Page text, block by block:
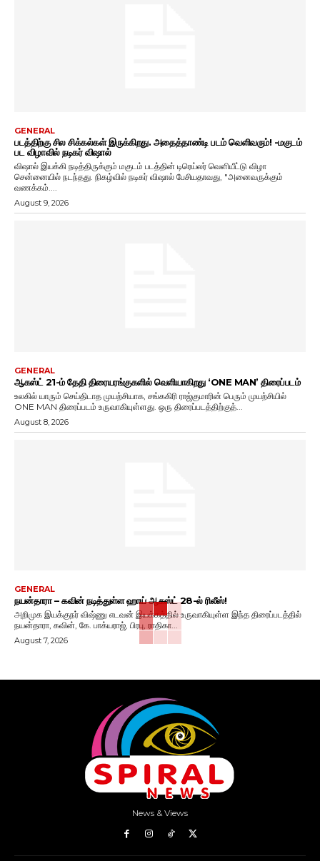
GENERAL
படத்திற்கு சில சிக்கல்கள் இருக்கிறது. அதைத்தாண்டி படம் வெளிவரும்! -மகுடம்
பட விழாவில் நடிகர் விஷால்
விஷால் இயக்கி நடித்திருக்கும் மகுடம் படத்தின் டிரெய்லர் வெளியீட்டு விழா
சென்னையில் நடந்தது. நிகழ்வில் நடிகர் விஷால் பேசியதாவது, "அனைவருக்கும்
வணக்கம்....
August 9, 2026
GENERAL
ஆகஸ்ட் 21-ம் தேதி திரையரங்குகளில் வெளியாகிறது ‘ONE MAN’ திரைப்படம்
உலகில் யாரும் செய்திடாத முயற்சியாக, சங்ககிரி ராஜ்குமாரின் பெரும் முயற்சியில்
ONE MAN திரைப்படம் உருவாகியுள்ளது. ஒரு திரைப்படத்திற்குத்...
August 8, 2026
GENERAL
நயன்தாரா – கவின் நடித்துள்ள ஹாய் ஆகஸ்ட் 28-ல் ரிலீஸ்!
அறிமுக இயக்குநர் விஷ்ணு எடவன் இயக்கத்தில் உருவாகியுள்ள இந்த திரைப்படத்தில்
நயன்தாரா, கவின், கே. பாக்யராஜ், பிரபு, ராதிகா...
August 7, 2026
News & Views